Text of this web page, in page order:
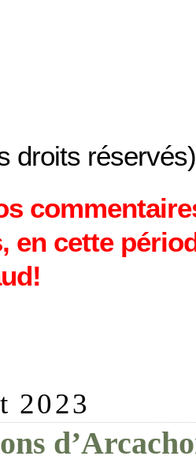
droits réservés)
en cette
2023